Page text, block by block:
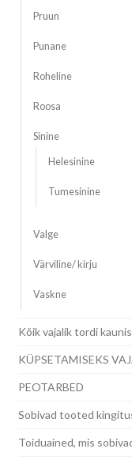
Pruun
Punane
Roheline
Roosa
Sinine
Helesinine
Tumesinine
Valge
Värviline/ kirju
Vaskne
Kõik vajalik tordi
KÜPSETAMISEKS
PEOTARBED
Sobivad tooted
Toiduained, mis